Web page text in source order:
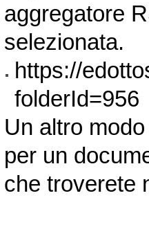
aggregatore
selezionata.
https://
folderId=956
Un altro
per un
che troverete